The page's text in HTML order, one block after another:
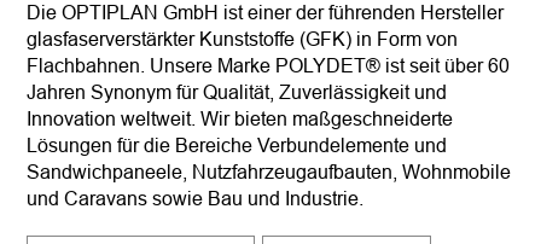
Die OPTIPLAN GmbH ist einer der führenden Hersteller
glasfaserverstärkter Kunststoffe (GFK) in Form von
Flachbahnen. Unsere Marke POLYDET® ist seit über 60
Jahren Synonym für Qualität, Zuverlässigkeit und
Innovation weltweit. Wir bieten maßgeschneiderte
Lösungen für die Bereiche Verbundelemente und
Sandwichpaneele, Nutzfahrzeugaufbauten, Wohnmobile
und Caravans sowie Bau und Industrie.